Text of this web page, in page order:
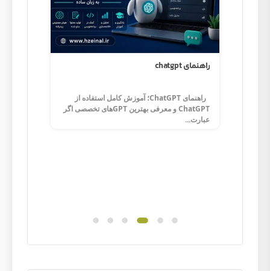
راهنمای chatgpt
راهنمای ChatGPT؛ آموزش کامل استفاده از
ChatGPT و معرفی بهترین GPTهای تخصصی اگر
عبارت...